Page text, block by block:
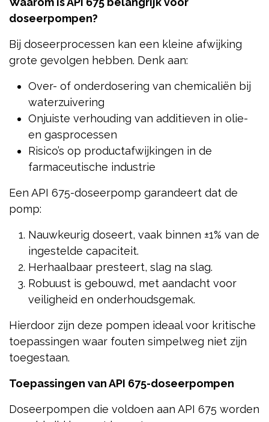
doseerpompen?
Bij doseerprocessen kan een kleine afwijking
grote gevolgen hebben. Denk aan:
Over- of onderdosering van chemicaliën bij
waterzuivering
Onjuiste verhouding van additieven in olie-
en gasprocessen
Risico’s op productafwijkingen in de
farmaceutische industrie
Een API 675-doseerpomp garandeert dat de
pomp:
Nauwkeurig doseert, vaak binnen ±1% van de
ingestelde capaciteit.
Herhaalbaar presteert, slag na slag.
Robuust is gebouwd, met aandacht voor
veiligheid en onderhoudsgemak.
Hierdoor zijn deze pompen ideaal voor kritische
toepassingen waar fouten simpelweg niet zijn
toegestaan.
Toepassingen van API 675-doseerpompen
Doseerpompen die voldoen aan API 675 worden